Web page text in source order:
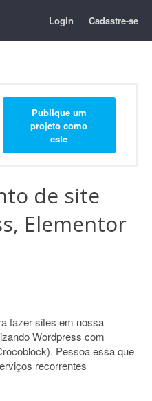
Login Cadastre-se
Publique um
projeto como
este
de site
Elementor
fazer sites em nossa
Wordpress com
Pessoa essa que
recorrentes